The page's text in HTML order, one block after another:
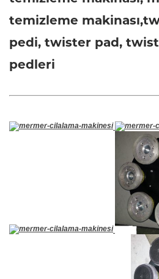
temizleme
pedi, twister pad,
pedleri